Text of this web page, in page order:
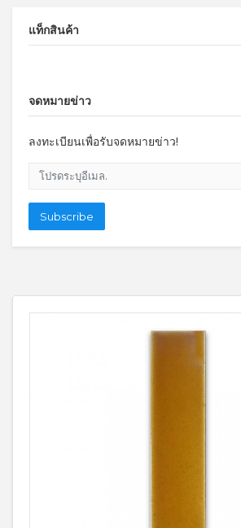
แท็กสินค้า
จดหมายข่าว
ลงทะเบียนเพื่อรับจดหมายข่าว!
โปรดระบุอีเมล.
Subscribe